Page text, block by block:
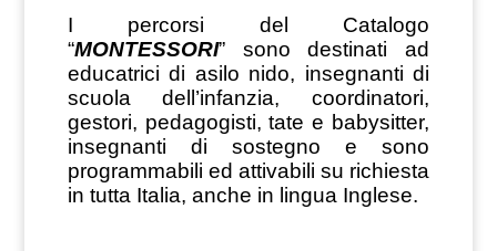
I percorsi del Catalogo
“MONTESSORI” sono destinati ad
educatrici di asilo nido, insegnanti di
scuola dell’infanzia, coordinatori,
gestori, pedagogisti, tate e babysitter,
insegnanti di sostegno e sono
programmabili ed attivabili su richiesta
in tutta Italia, anche in lingua Inglese.